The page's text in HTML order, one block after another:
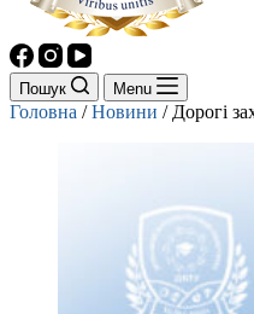
Пошук Menu
Головна /Новини / Дорогі